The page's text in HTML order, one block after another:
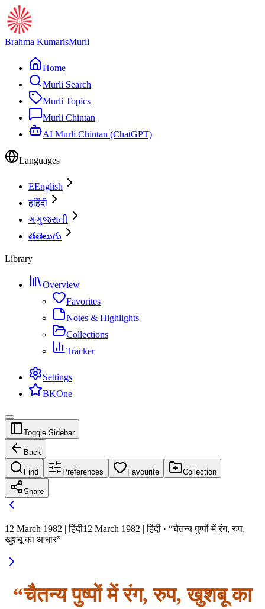
Brahma KumarisMurli
Home
Murli Search
Murli Topics
Murli Chintan
AI Murli Chintan (ChatGPT)
Languages
EEnglish
हहिंदी
ગગુજરાતી
తతెలుగు
Library
Overview
Favorites
Notes & Highlights
Collections
Tracker
Settings
BKOne
Toggle Sidebar
Back
Find Preferences Favourite Collection
Share
12 March 1982 | हिंदी12 March 1982 | हिंदी · “चैतन्य पुष्पों में रंग, रुप,
खुशबू का आधार”
“चैतन्य पुष्पों में रंग, रुप, खुशबू का